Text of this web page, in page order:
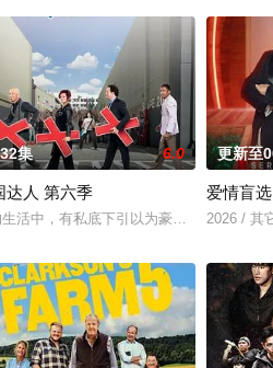
American televis
集 6.0
达人 第六季
活中，有私底下引以为豪，却不敢拿出
更新至
爱情盲
2026 / 其